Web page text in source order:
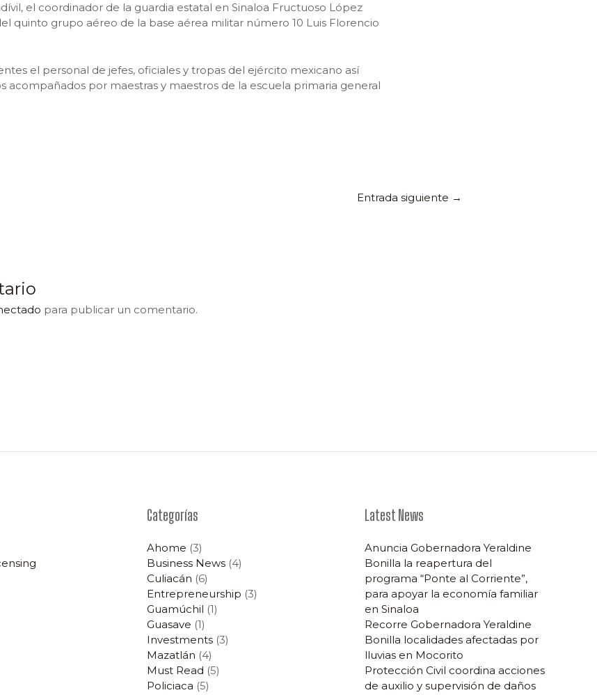
el coordinador de la guardia estatal en Sinaloa Fructuoso López
quinto grupo aéreo de la base aérea militar número 10 Luis Florencio
el personal de jefes, oficiales y tropas del ejército mexicano así
acompañados por maestras y maestros de la escuela primaria general
Entrada siguiente →
para publicar un comentario.
Categorías
Ahome (3)
Business News (4)
Culiacán (6)
Entrepreneurship (3)
Guamúchil (1)
Guasave (1)
Investments (3)
Mazatlán (4)
Must Read (5)
Policiaca (5)
Latest News
Anuncia Gobernadora Yeraldine
Bonilla la reapertura del
programa “Ponte al Corriente”,
para apoyar la economía familiar
en Sinaloa
Recorre Gobernadora Yeraldine
Bonilla localidades afectadas por
lluvias en Mocorito
Protección Civil coordina acciones
de auxilio y supervisión de daños